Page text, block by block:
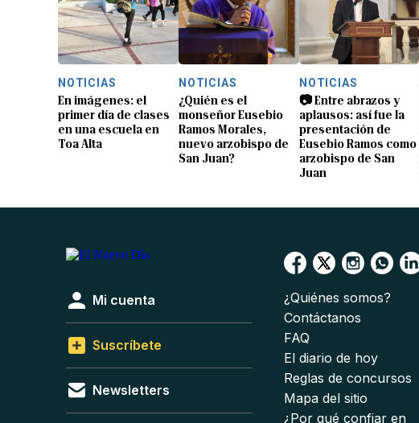
NOTICIAS
En imágenes: el
primer día de clases
en una escuela en
Toa Alta
NOTICIAS
¿Quién es el
monseñor Eusebio
Ramos Morales,
nuevo arzobispo de
San Juan?
NOTICIAS
📷 Entre abrazos y
aplausos: así fue la
presentación de
Eusebio Ramos como
arzobispo de San
Juan
Mi cuenta
Suscríbete
Newsletters
¿Quiénes somos?
Contáctanos
FAQ
El diario de hoy
Reglas de concursos
Mapa del sitio
¿Por qué confiar en